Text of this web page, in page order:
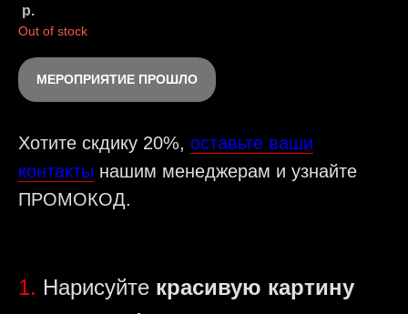
р.
Out of stock
МЕРОПРИЯТИЕ ПРОШЛО
Хотите скдику 20%, оставьте ваши
контакты нашим менеджерам и узнайте
ПРОМОКОД.
1. Нарисуйте красивую картину